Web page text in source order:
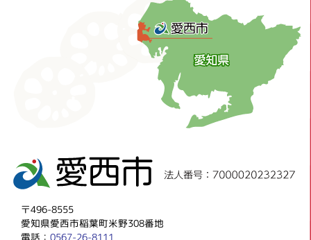
〒496-8555
愛知県愛西市稲葉町米野308番地
電話：0567-26-8111